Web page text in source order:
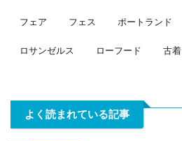
フェア フェス ポートランド
ロサンゼルス ローフード 古着
よく読まれている記事